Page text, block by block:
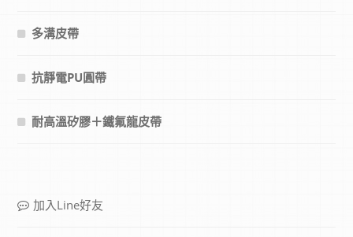
多溝皮帶
抗靜電PU圓帶
耐高溫矽膠＋鐵氟龍皮帶
加入Line好友